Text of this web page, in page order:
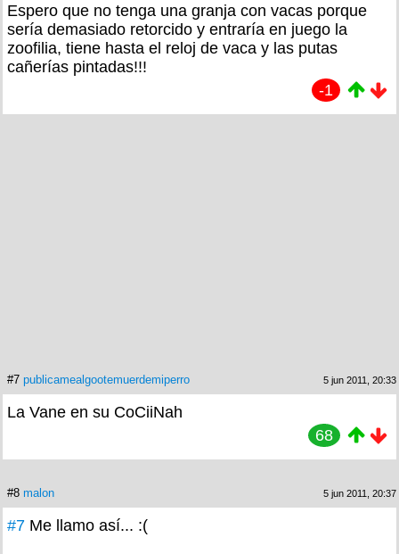
Espero que no tenga una granja con vacas porque
sería demasiado retorcido y entraría en juego la
zoofilia, tiene hasta el reloj de vaca y las putas
cañerías pintadas!!!
-1
#7 publicamealgootemuerdemiperro 5 jun 2011, 20:33
La Vane en su CoCiiNah
68
#8 malon 5 jun 2011, 20:37
#7 Me llamo así... :(